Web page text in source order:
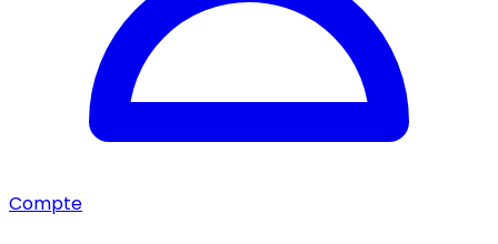
Compte